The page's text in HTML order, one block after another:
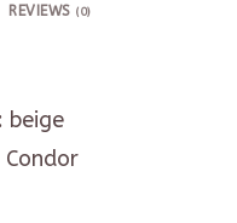
REVIEWS (0)
beige
Condor